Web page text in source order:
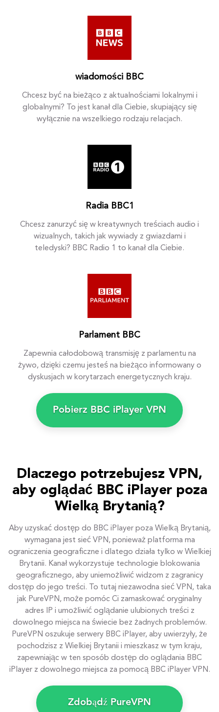
wiadomości BBC
Chcesz być na bieżąco z aktualnościami lokalnymi i
globalnymi? To jest kanał dla Ciebie, skupiający się
wyłącznie na wszelkiego rodzaju relacjach.
Radia BBC1
Chcesz zanurzyć się w kreatywnych treściach audio i
wizualnych, takich jak wywiady z gwiazdami i
teledyski? BBC Radio 1 to kanał dla Ciebie.
Parlament BBC
Zapewnia całodobową transmisję z parlamentu na
żywo, dzięki czemu jesteś na bieżąco informowany o
dyskusjach w korytarzach energetycznych kraju.
Pobierz BBC iPlayer VPN
Dlaczego potrzebujesz VPN,
aby oglądać BBC iPlayer poza
Wielką Brytanią?
Aby uzyskać dostęp do BBC iPlayer poza Wielką Brytanią,
wymagana jest sieć VPN, ponieważ platforma ma
ograniczenia geograficzne i dlatego działa tylko w Wielkiej
Brytanii. Kanał wykorzystuje technologie blokowania
geograficznego, aby uniemożliwić widzom z zagranicy
dostęp do jego treści. To tutaj niezawodna sieć VPN, taka
jak PureVPN, może pomóc Ci zamaskować oryginalny
adres IP i umożliwić oglądanie ulubionych treści z
dowolnego miejsca na świecie bez żadnych problemów.
PureVPN oszukuje serwery BBC iPlayer, aby uwierzyły, że
pochodzisz z Wielkiej Brytanii i mieszkasz w tym kraju,
zapewniając w ten sposób dostęp do oglądania BBC
iPlayer z dowolnego miejsca za pomocą BBC iPlayer VPN.
Zdobądź PureVPN